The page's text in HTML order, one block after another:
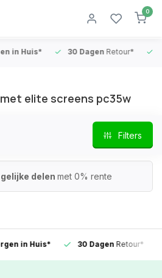
0
in Huis* 30 DagenRetour*
elite screens pc35w
Filters
delen met 0% rente
in Huis* 30 DagenRetour*